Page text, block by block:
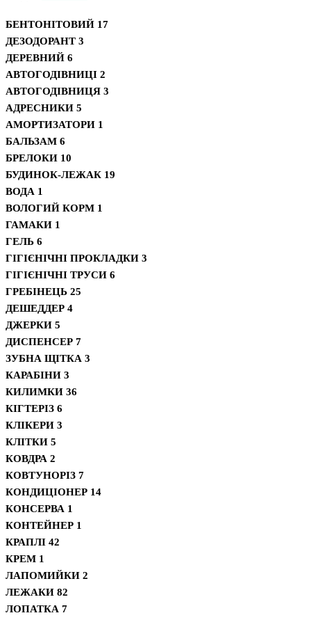
БЕНТОНІТОВИЙ 17
ДЕЗОДОРАНТ 3
ДЕРЕВНИЙ 6
АВТОГОДІВНИЦІ 2
АВТОГОДІВНИЦЯ 3
АДРЕСНИКИ 5
АМОРТИЗАТОРИ 1
БАЛЬЗАМ 6
БРЕЛОКИ 10
БУДИНОК-ЛЕЖАК 19
ВОДА 1
ВОЛОГИЙ КОРМ 1
ГАМАКИ 1
ГЕЛЬ 6
ГІГІЄНІЧНІ ПРОКЛАДКИ 3
ГІГІЄНІЧНІ ТРУСИ 6
ГРЕБІНЕЦЬ 25
ДЕШЕДДЕР 4
ДЖЕРКИ 5
ДИСПЕНСЕР 7
ЗУБНА ЩІТКА 3
КАРАБІНИ 3
КИЛИМКИ 36
КІГТЕРІЗ 6
КЛІКЕРИ 3
КЛІТКИ 5
КОВДРА 2
КОВТУНОРІЗ 7
КОНДИЦІОНЕР 14
КОНСЕРВА 1
КОНТЕЙНЕР 1
КРАПЛІ 42
КРЕМ 1
ЛАПОМИЙКИ 2
ЛЕЖАКИ 82
ЛОПАТКА 7